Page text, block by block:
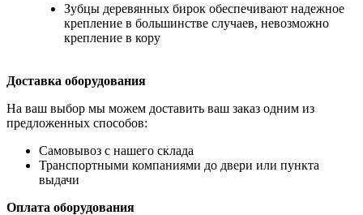
Зубцы деревянных бирок обеспечивают надежное
крепление в большинстве случаев, невозможно
крепление в кору
Доставка оборудования
На ваш выбор мы можем доставить ваш заказ одним из
предложенных способов:
Самовывоз с нашего склада
Транспортными компаниями до двери или пункта
выдачи
Оплата оборудования